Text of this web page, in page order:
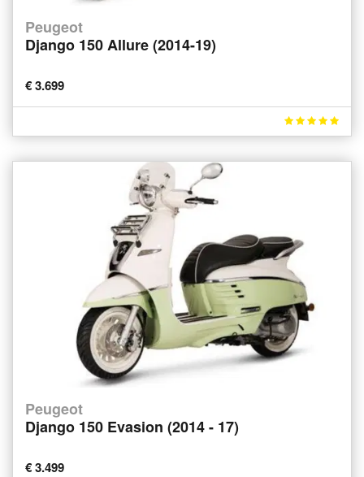
Peugeot
Django 150 Allure (2014-19)
€ 3.699
Peugeot
Django 150 Evasion (2014 - 17)
€ 3.499